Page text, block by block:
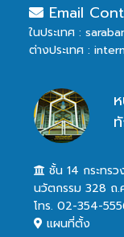
Email
ในประเทศ :
ต่างประเทศ :
ชั้น 14 กระทร
นวัตกรรม 328 ถ.
โทร. 02-354-
แผนที่ตั้ง